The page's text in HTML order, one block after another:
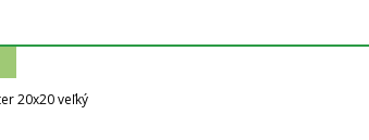
20x20 veľký